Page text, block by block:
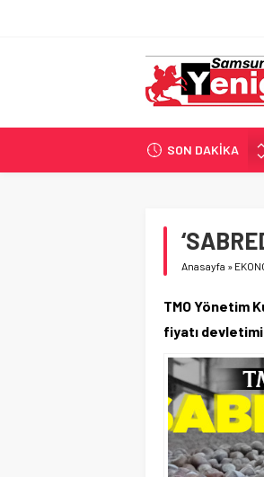
SON DAKİKA
Anasayfa »
TMO Yönetim
fiyatı